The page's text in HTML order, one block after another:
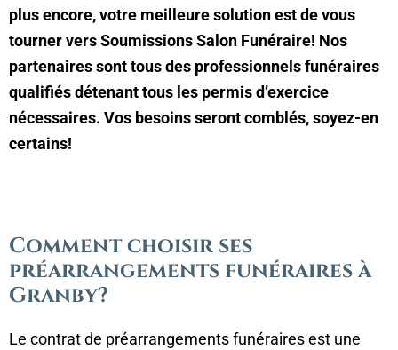
plus encore, votre meilleure solution est de vous
tourner vers Soumissions Salon Funéraire! Nos
partenaires sont tous des professionnels funéraires
qualifiés détenant tous les permis d’exercice
nécessaires. Vos besoins seront comblés, soyez-en
certains!
Comment choisir ses
préarrangements funéraires à
Granby?
Le contrat de préarrangements funéraires est une